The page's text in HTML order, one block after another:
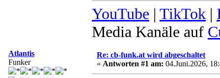
YouTube | TikTok |
Media Kanäle auf
Atlantis
Funker
Re: cb-funk.at wird abgeschaltet
« Antworten #1 am: 04.Juni.2026,